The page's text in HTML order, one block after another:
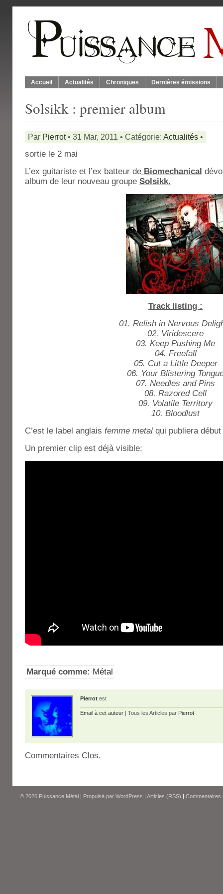
Accueil Actualités Chroniques Dernières émissions
Solsikk : premier album
Par Pierrot• 31 Mar, 2011 • Catégorie: Actualités •
sortie le 2 mai
L’ex guitariste et l’ex batteur de Biomechanical
album de leur nouveau groupe Solsikk.
Track listing :
01. Relish in Nervous
02. Viridescere
03. Keep Pushing Me
04. Freefall
05. Cut a Little Deeper
06. Your Blistering
07. Needles and Pins
08. Razored Cell
09. Volatile Territory
10. Bloodlust
C’est le label anglais femme metal qui publiera
Un premier clip est déjà visible:
Marqué comme: Métal
Pierrot est
Email à cet auteur | Tous les Articles par Pierrot
Commentaires Clos.
© 2026 Puissance Métal | Propulsé par WordPress | Articles (RSS) | Commentaires